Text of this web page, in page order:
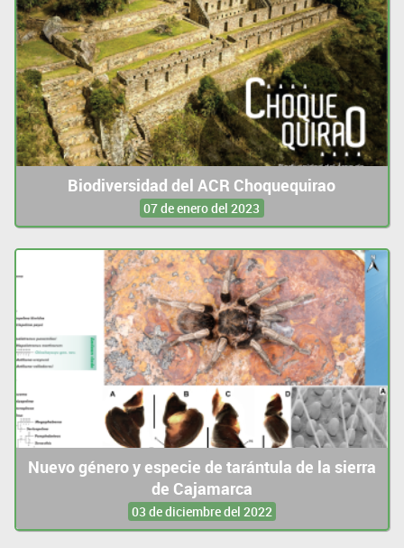
Biodiversidad del ACR Choquequirao
07 de enero del 2023
Nuevo género y especie de tarántula de la sierra
de Cajamarca
03 de diciembre del 2022